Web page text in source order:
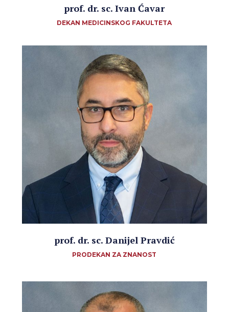
prof. dr. sc. Ivan Ćavar
DEKAN MEDICINSKOG FAKULTETA
prof. dr. sc. Danijel Pravdić
PRODEKAN ZA ZNANOST